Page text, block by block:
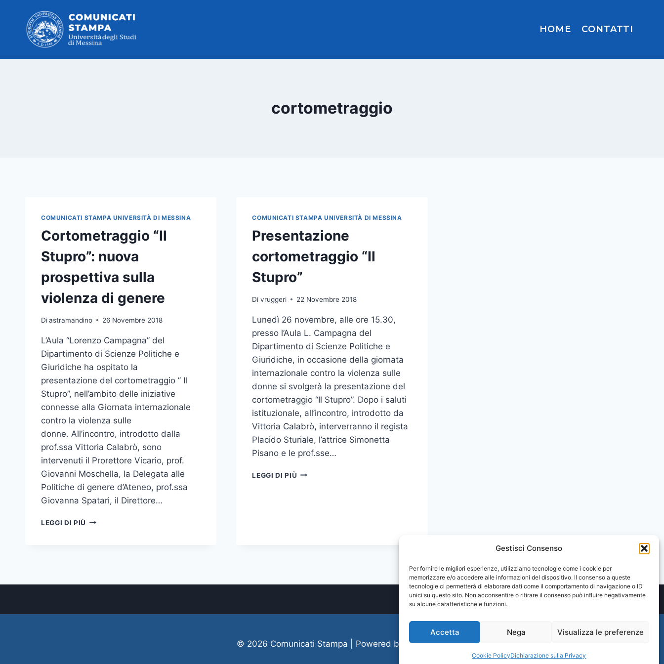
Gestisci Consenso
Per fornire le migliori esperienze, utilizziamo tecnologie come i cookie per
memorizzare e/o accedere alle informazioni del dispositivo. Il consenso a queste
tecnologie ci permetterà di elaborare dati come il comportamento di navigazione o ID
unici su questo sito. Non acconsentire o ritirare il consenso può influire negativamente
su alcune caratteristiche e funzioni.
Accetta Nega Visualizza le preferenze
Cookie PolicyDichiarazione sulla Privacy
contenuto
HOME CONTATTI
cortometraggio
COMUNICATI STAMPA UNIVERSITÀ DI MESSINA
Cortometraggio “Il
Stupro”: nuova
prospettiva sulla
violenza di genere
Diastramandino 26 Novembre 2018
L’Aula “Lorenzo Campagna” del
Dipartimento di Scienze Politiche e
Giuridiche ha ospitato la
presentazione del cortometraggio ” Il
Stupro”, nell’ambito delle iniziative
connesse alla Giornata internazionale
contro la violenza sulle
donne. All’incontro, introdotto dalla
prof.ssa Vittoria Calabrò, sono
intervenuti il Prorettore Vicario, prof.
Giovanni Moschella, la Delegata alle
Politiche di genere d’Ateneo, prof.ssa
Giovanna Spatari, il Direttore…
LEGGI DI PIÙ CORTOMETRAGGIO
COMUNICATI STAMPA UNIVERSITÀ DI MESSINA
Presentazione
cortometraggio “Il
Stupro”
Di vruggeri 22 Novembre 2018
Lunedì 26 novembre, alle ore 15.30,
presso l’Aula L. Campagna del
Dipartimento di Scienze Politiche e
Giuridiche, in occasione della giornata
internazionale contro la violenza sulle
donne si svolgerà la presentazione del
cortometraggio “Il Stupro”. Dopo i saluti
istituzionale, all’incontro, introdotto da
Vittoria Calabrò, interverranno il regista
Placido Sturiale, l’attrice Simonetta
Pisano e le prof.sse…
LEGGI DI PIÙ PRESENTAZIONE
© 2026 Comunicati Stampa | Powered by CIAM